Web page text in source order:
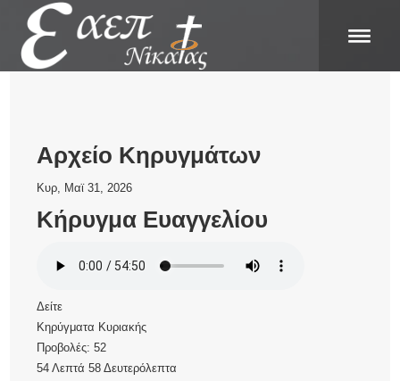
Αρχείο Κηρυγμάτων
Κυρ, Μαϊ 31, 2026
Κήρυγμα Ευαγγελίου
Δείτε
Κηρύγματα Κυριακής
Προβολές:52
54 Λεπτά 58 Δευτερόλεπτα